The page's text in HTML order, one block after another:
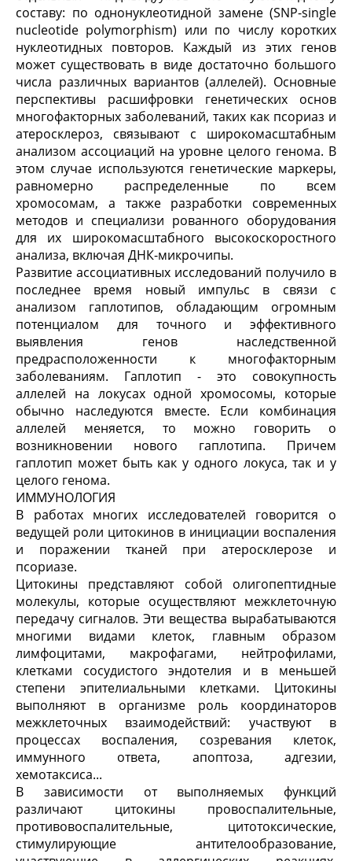
составу: по однонуклеотидной замене (SNP-single
nucleotide polymorphism) или по числу коротких
нуклеотидных повторов. Каждый из этих генов
может существовать в виде достаточно большого
числа различных вариантов (аллелей). Основные
перспективы расшифровки генетических основ
многофакторных заболеваний, таких как псориаз и
атеросклероз, связывают с широкомасштабным
анализом ассоциаций на уровне целого генома. В
этом случае используются генетические маркеры,
равномерно распределенные по всем
хромосомам, а также разработки современных
методов и специализи рованного оборудования
для их широкомасштабного высокоскоростного
анализа, включая ДНК-микрочипы.
Развитие ассоциативных исследований получило в
последнее время новый импульс в связи с
анализом гаплотипов, обладающим огромным
потенциалом для точного и эффективного
выявления генов наследственной
предрасположенности к многофакторным
заболеваниям. Гаплотип - это совокупность
аллелей на локусах одной хромосомы, которые
обычно наследуются вместе. Если комбинация
аллелей меняется, то можно говорить о
возникновении нового гаплотипа. Причем
гаплотип может быть как у одного локуса, так и у
целого генома.
ИММУНОЛОГИЯ
В работах многих исследователей говорится о
ведущей роли цитокинов в инициации воспаления
и поражении тканей при атеросклерозе и
псориазе.
Цитокины представляют собой олигопептидные
молекулы, которые осуществляют межклеточную
передачу сигналов. Эти вещества вырабатываются
многими видами клеток, главным образом
лимфоцитами, макрофагами, нейтрофилами,
клетками сосудистого эндотелия и в меньшей
степени эпителиальными клетками. Цитокины
выполняют в организме роль координаторов
межклеточных взаимодействий: участвуют в
процессах воспаления, созревания клеток,
иммунного ответа, апоптоза, адгезии,
хемотаксиса...
В зависимости от выполняемых функций
различают цитокины провоспалительные,
противовоспалительные, цитотоксические,
стимулирующие антителообразование,